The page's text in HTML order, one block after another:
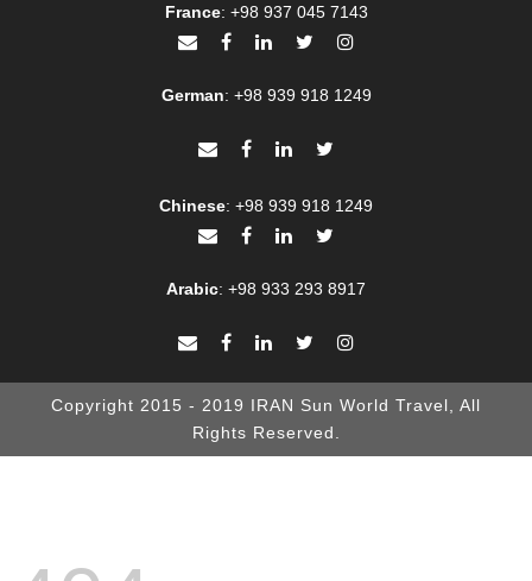
France: +98 937 045 7143
German: +98 939 918 1249
Chinese: +98 939 918 1249
Arabic: +98 933 293 8917
Copyright 2015 - 2019 IRAN Sun World Travel, All
Rights Reserved.